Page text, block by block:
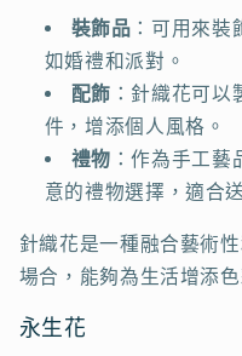
裝飾品 ：可用來裝
如婚禮和派對。
配飾 ：針織花可
件，增添個人風格。
禮物 ：作為手工
意的禮物選擇，適合
針織花是一種融合藝術
場合，能夠為生活增添色
永生花